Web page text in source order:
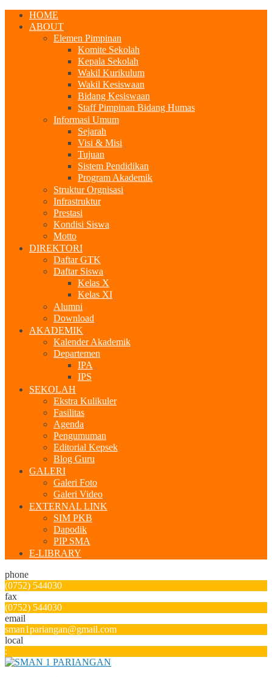
HOME
ABOUT
Elemen Pimpinan
Komite Sekolah
Kepala Sekolah
Wakil Kurikulum
Wakil Kesiswaan
Bidang Kesiswaan
Staff Pimpinan Bidang Humas
Informasi Umum
Sejarah
Visi & Misi
Tujuan
Sistem Pendidikan
Program Akademik
Struktur Orgnisasi
Infrastruktur
Prestasi
Kondisi Siswa
Motto
DIREKTORI
Daftar GTK
Daftar Siswa
Kelas X
Kelas XI
Alumni
Download
AKADEMIK
Kalender Akademik
Departemen
IPA
IPS
SEKOLAH
Ekstra Kulikuler
Fasilitas
Agenda
Pengumuman
Editorial Kepsek
Blog Guru
GALERI
Galeri Foto
Galeri Video
EXTERNAL LINK
SIM PKB
Dapodik
PIP SMA
E-LIBRARY
phone
(0752) 544030
fax
(0752) 544030
email
sman1pariangan@gmail.com
local
: